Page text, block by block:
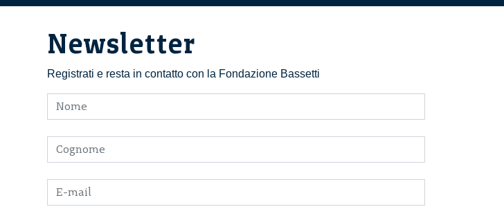
Newsletter
Registrati e resta in contatto con la Fondazione Bassetti